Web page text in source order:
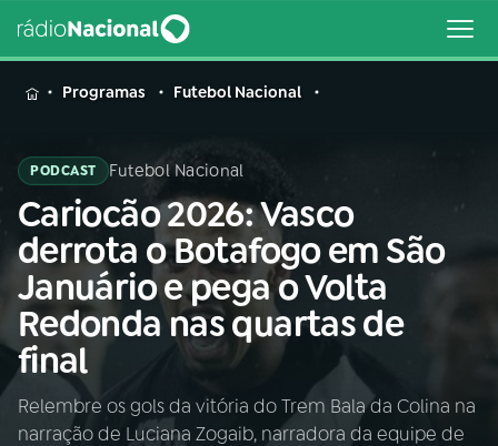
MENU
Buscar
na
Rádio
Nacional
Buscar
AO VIVO
01INÍCIO
Programas Futebol Nacional
PODCAST Futebol Nacional
Cariocão 2026: Vasco
derrota o Botafogo em São
Januário e pega o Volta
Redonda nas quartas de
final
Relembre os gols da vitória do Trem Bala da Colina na
narração de Luciana Zogaib, narradora da equipe de